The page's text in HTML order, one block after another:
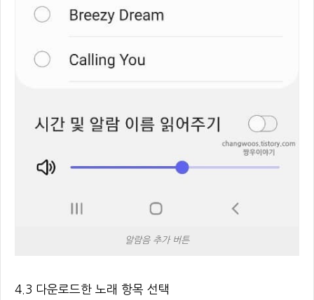
알람음 추가 버튼
4.3 다운로드한 노래 항목 선택